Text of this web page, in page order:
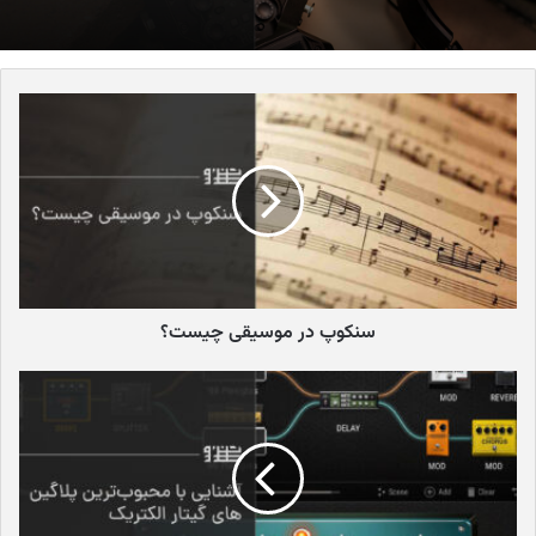
قدرتمند است. در این مقاله، به بررسی جامع نکات مهمی می‌پردازیم که
در هنگام خرید میدی کنترلر باید مد نظر قرار دهید.
تعیین نیازها و اهداف: سنگ بنای خرید
میدی کنترلر هوشمندانه
پیش از اقدام به خرید میدی کنترلر، ضروری است که به طور واضح نیازها
و اهداف خود را مشخص کنید. سوالات زیر می‌توانند در این زمینه راهگشا
باشند:
چه نوع موسیقی تولید می‌کنید؟ژانرهای مختلف موسیقی ممکن
است نیازمندی‌های متفاوتی از نظر نوع و تعداد کنترل‌ها داشته
باشند. برای مثال، یک تهیه‌کننده موسیقی الکترونیک ممکن است
به تعداد زیادی ناب و فیدر برای کنترل پارامترهای سینتی‌سایزرها
نیاز داشته باشد، در حالی که یک پیانیست ممکن است یک کنترلر
با کلاویه‌های بیشتر و اکشن مناسب را ترجیح دهد.
از چه نرم‌افزارها و پلاگین‌هایی استفاده می‌کنید؟برخی از میدی
سنکوپ در موسیقی چیست؟